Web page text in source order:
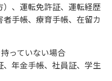
、運転免許証、運転経歴
手帳、療育手帳、在留カ
っていない場合
年金手帳、社員証、学生